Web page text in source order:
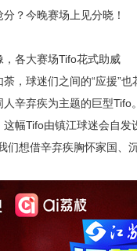
？今晚赛场上见分晓！
，各大赛场Tifo花式助威
荼，球迷们之间的“应援”
辛弃疾为主题的巨型
这幅Tifo由镇江球迷会自
们想借辛弃疾胸怀家国